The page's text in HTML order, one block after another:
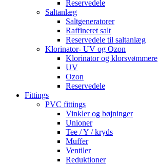
Reservedele
Saltanlæg
Saltgeneratorer
Raffineret salt
Reservedele til saltanlæg
Klorinator- UV og Ozon
Klorinator og klorsvømmere
UV
Ozon
Reservedele
Fittings
PVC fittings
Vinkler og bøjninger
Unioner
Tee / Y / kryds
Muffer
Ventiler
Reduktioner